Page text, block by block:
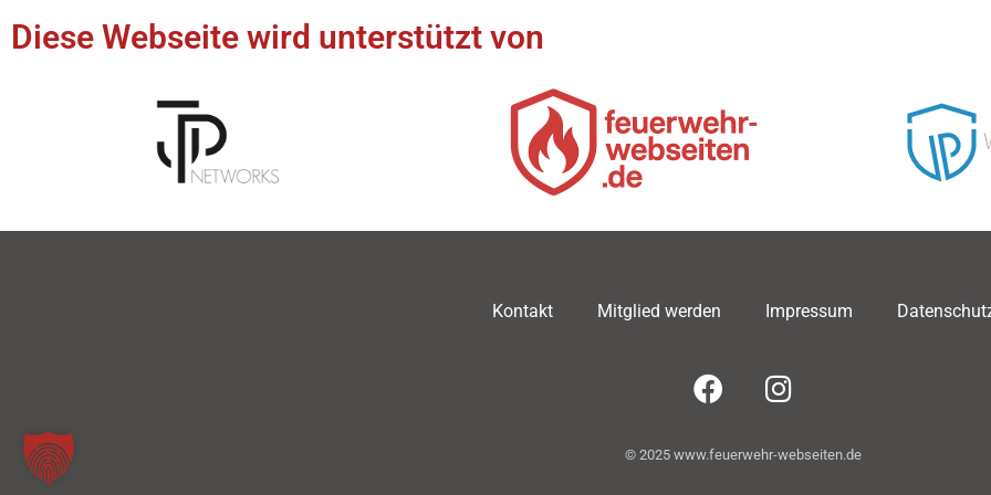
Diese Webseite wird unterstützt von
Kontakt Mitglied werden Impressum
© 2025 www.feuerwehr-webseiten.de